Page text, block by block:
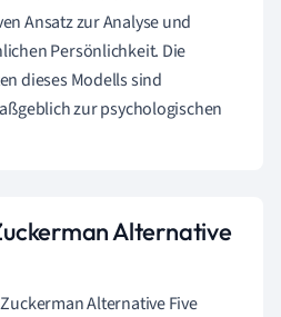
Ansatz zur Analyse und
Persönlichkeit. Die
dieses Modells sind
zur psychologischen
Alternative
Alternative Five